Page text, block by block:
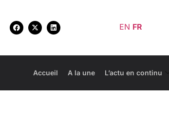
EN FR
Accueil A la une L’actu en continu